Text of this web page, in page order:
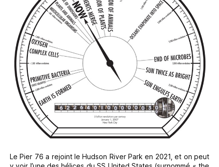
Le Pier 76 a rejoint le Hudson River Park en 2021, et on peut